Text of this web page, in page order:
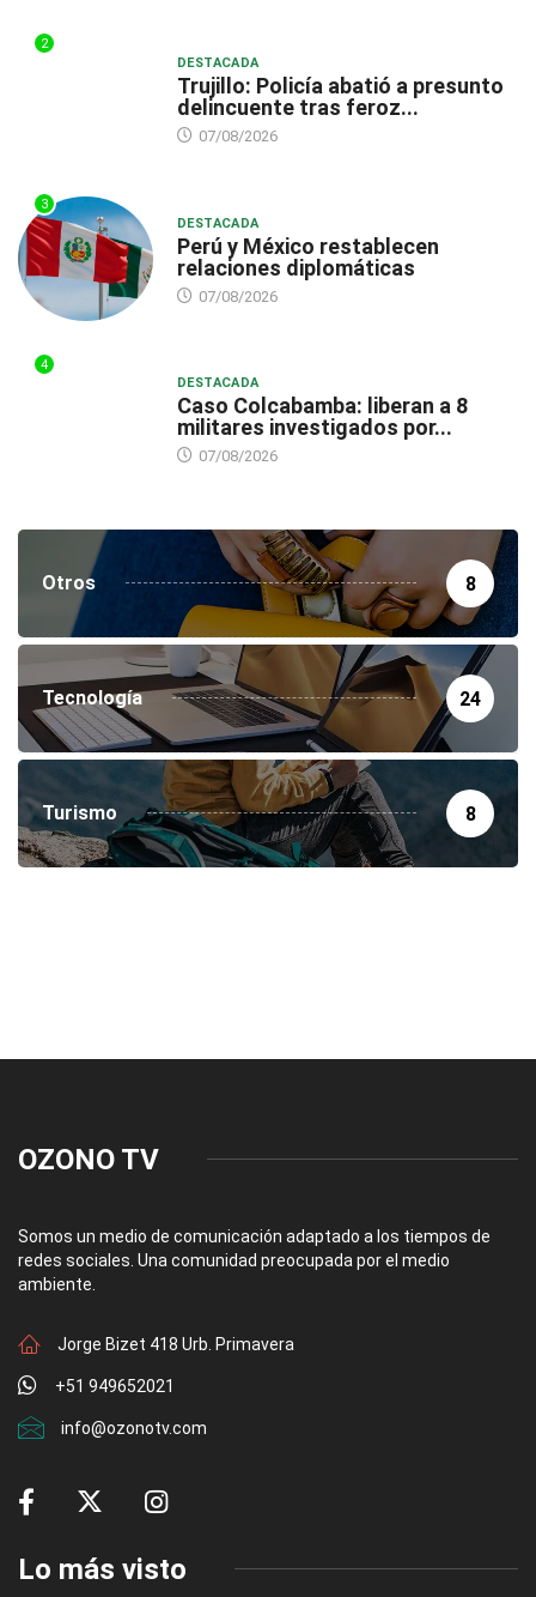
2
DESTACADA
Trujillo: Policía abatió a presunto
delincuente tras feroz...
07/08/2026
3
DESTACADA
Perú y México restablecen
relaciones diplomáticas
07/08/2026
4
DESTACADA
Caso Colcabamba: liberan a 8
militares investigados por...
07/08/2026
Otros 8
Tecnología 24
Turismo 8
OZONO TV
Somos un medio de comunicación adaptado a los tiempos de
redes sociales. Una comunidad preocupada por el medio
ambiente.
Jorge Bizet 418 Urb. Primavera
+51 949652021
info@ozonotv.com
Lo más visto